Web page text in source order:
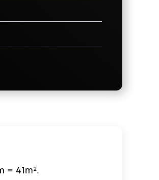
= 41m².